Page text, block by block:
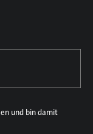
und bin damit